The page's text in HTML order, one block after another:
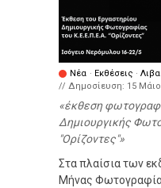
Νέα · Εκθέσεις ·
// Δημοσίευση: 15
έκθεση
Δημιουργικής
"Ορίζοντες"
Στα πλαίσια των
Μήνας